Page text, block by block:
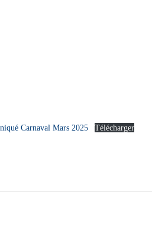
Carnaval Mars 2025 Télécharger